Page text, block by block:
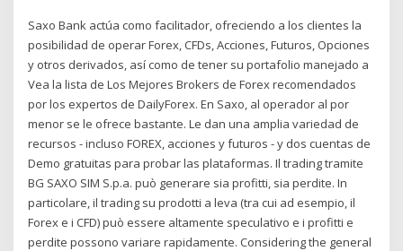
Saxo Bank actúa como facilitador, ofreciendo a los clientes la
posibilidad de operar Forex, CFDs, Acciones, Futuros, Opciones
y otros derivados, así como de tener su portafolio manejado a
Vea la lista de Los Mejores Brokers de Forex recomendados
por los expertos de DailyForex. En Saxo, al operador al por
menor se le ofrece bastante. Le dan una amplia variedad de
recursos - incluso FOREX, acciones y futuros - y dos cuentas de
Demo gratuitas para probar las plataformas. Il trading tramite
BG SAXO SIM S.p.a. può generare sia profitti, sia perdite. In
particolare, il trading su prodotti a leva (tra cui ad esempio, il
Forex e i CFD) può essere altamente speculativo e i profitti e
perdite possono variare rapidamente. Considering the general